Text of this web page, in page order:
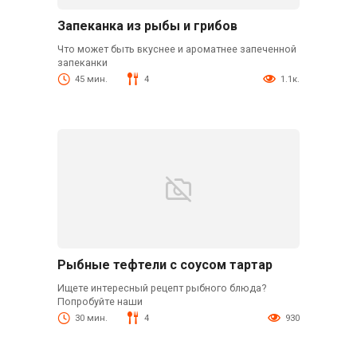
Запеканка из рыбы и грибов
Что может быть вкуснее и ароматнее запеченной
запеканки
45 мин. 4 1.1к.
Рыбные тефтели с соусом тартар
Ищете интересный рецепт рыбного блюда?
Попробуйте наши
30 мин. 4 930